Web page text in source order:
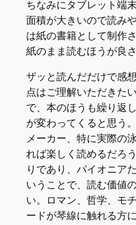
ちなみにタブレット端
面積が大きいので読み
は紙の書籍として制作
紙のまま読むほうが良
ザッと読んだだけで感
点はご理解いただきた
で、本のほうも繰り返
が変わってくると思う
メーカー、特に実際の
れば楽しく読めるだろ
りであり、パイオニア
いうことで、読む価値
い。ロマン、哲学、モ
ードが琴線に触れる方